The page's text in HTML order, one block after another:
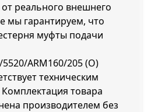
реального внешнего
мы гарантируем, что
муфты подачи
ARM160/205 (O)
техническим
товара
производителем без